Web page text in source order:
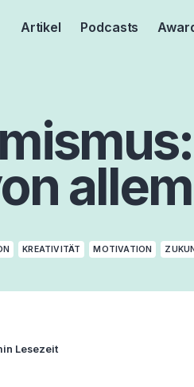
Artikel Podcasts
allem
KREATIVITÄT MOTIVATION
Lesezeit